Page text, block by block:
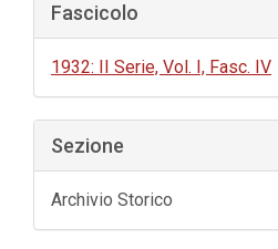
Fascicolo
1932: II Serie, Vol. I, Fasc. IV
Sezione
Archivio Storico